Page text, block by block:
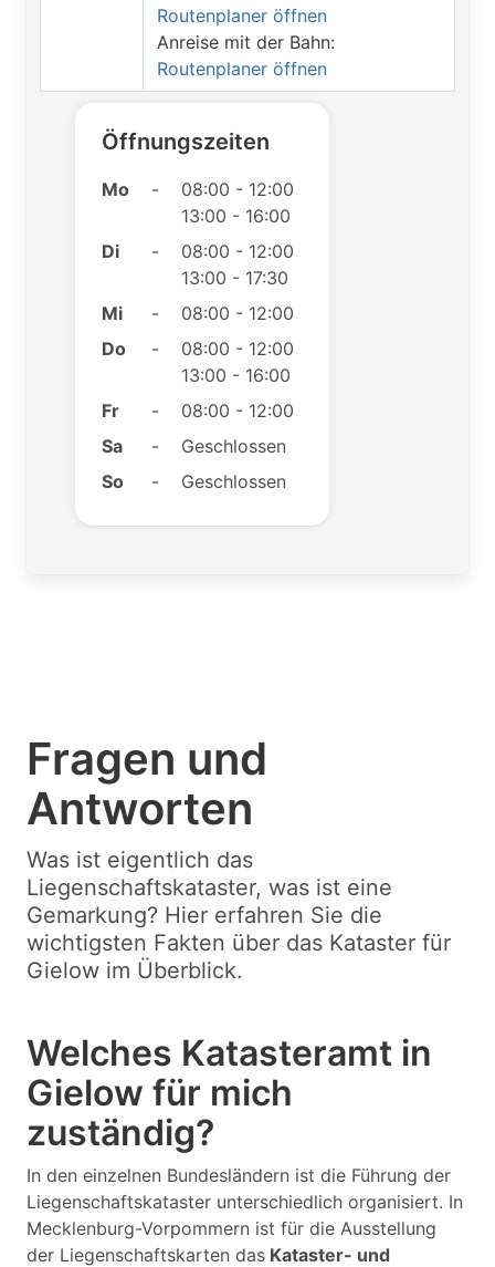
Routenplaner öffnen
Anreise mit der Bahn:
Routenplaner öffnen
Öffnungszeiten
Mo -
08:00 - 12:00
13:00 - 16:00
Di
-
08:00 - 12:00
13:00 - 17:30
Mi
-
08:00 - 12:00
Do
-
08:00 - 12:00
13:00 - 16:00
Fr
-
08:00 - 12:00
Sa
-
Geschlossen
So
- Geschlossen
Fragen und
Antworten
Was ist eigentlich das
Liegenschaftskataster, was ist eine
Gemarkung? Hier erfahren Sie die
wichtigsten Fakten über das Kataster für
Gielow im Überblick.
Welches Katasteramt in
Gielow für mich
zuständig?
In den einzelnen Bundesländern ist die Führung der
Liegenschaftskataster unterschiedlich organisiert. In
Mecklenburg-Vorpommern ist für die Ausstellung
der Liegenschaftskarten das Kataster- und